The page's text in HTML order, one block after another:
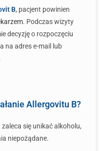
B, pacjent powinien
. Podczas wizyty
decyzję o rozpoczęciu
na adres e-mail lub
Allergovitu B?
się unikać alkoholu,
niepożądane.